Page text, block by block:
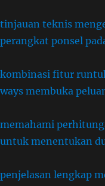
tinjauan teknis
perangkat ponsel
kombinasi fitur
ways membuka
memahami
untuk menentukan
penjelasan lengkap